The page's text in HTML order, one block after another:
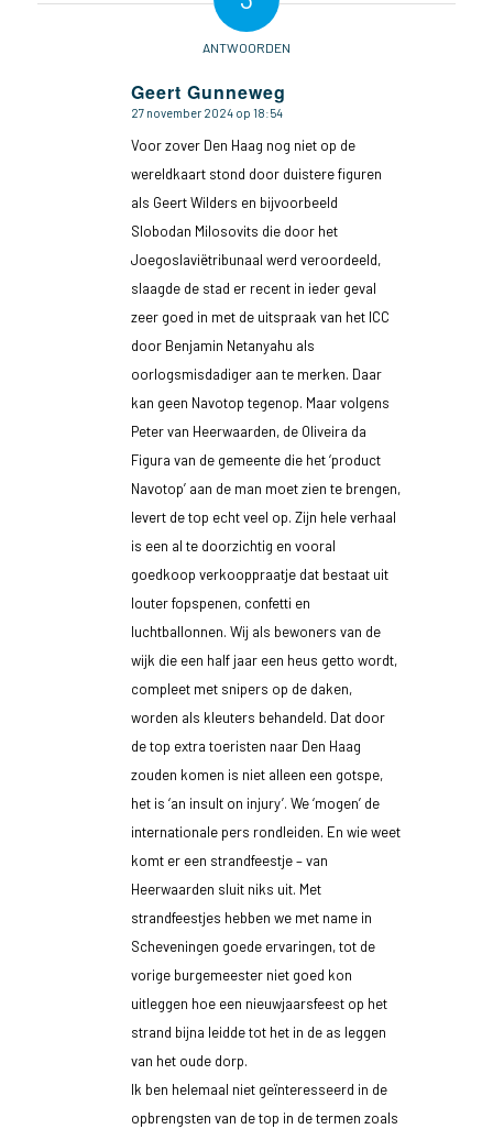
ANTWOORDEN
Geert Gunneweg
zegt:
27 november 2024 op 18:54
Voor zover Den Haag nog niet op de
wereldkaart stond door duistere figuren
als Geert Wilders en bijvoorbeeld
Slobodan Milosovits die door het
Joegoslaviëtribunaal werd veroordeeld,
slaagde de stad er recent in ieder geval
zeer goed in met de uitspraak van het ICC
door Benjamin Netanyahu als
oorlogsmisdadiger aan te merken. Daar
kan geen Navotop tegenop. Maar volgens
Peter van Heerwaarden, de Oliveira da
Figura van de gemeente die het ‘product
Navotop’ aan de man moet zien te brengen,
levert de top echt veel op. Zijn hele verhaal
is een al te doorzichtig en vooral
goedkoop verkooppraatje dat bestaat uit
louter fopspenen, confetti en
luchtballonnen. Wij als bewoners van de
wijk die een half jaar een heus getto wordt,
compleet met snipers op de daken,
worden als kleuters behandeld. Dat door
de top extra toeristen naar Den Haag
zouden komen is niet alleen een gotspe,
het is ‘an insult on injury’. We ‘mogen’ de
internationale pers rondleiden. En wie weet
komt er een strandfeestje – van
Heerwaarden sluit niks uit. Met
strandfeestjes hebben we met name in
Scheveningen goede ervaringen, tot de
vorige burgemeester niet goed kon
uitleggen hoe een nieuwjaarsfeest op het
strand bijna leidde tot het in de as leggen
van het oude dorp.
Ik ben helemaal niet geïnteresseerd in de
opbrengsten van de top in de termen zoals